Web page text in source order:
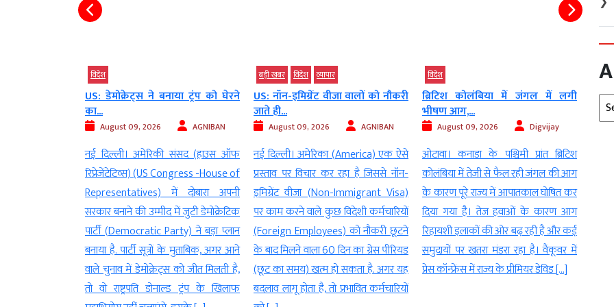
बड़ी खबर
US: नॉन-इमिग्रेंट वीजा वालों को नौकरी
जाते ही...
August 09, 2026 AGNIBAN
नई दिल्ली। अमेरिका (America) एक ऐसे
प्रस्ताव पर विचार कर रहा है जिससे नॉन-
इमिग्रेंट वीजा (Non-Immigrant Visa)
पर काम करने वाले कुछ विदेशी कर्मचारियों
(Foreign Employees) को नौकरी छूटने
के बाद मिलने वाला 60 दिन का ग्रेस पीरियड
(छूट का समय) खत्म हो सकता है. अगर यह
बदलाव लागू होता है, तो प्रभावित कर्मचारियों
विदेश
ब्रिटिश कोलंबिया में जंगल में लगी
भीषण आग,...
August 09, 2026 Digvijay
ओटावा। कनाडा के पश्चिमी प्रांत ब्रिटिश
कोलंबिया में तेजी से फैल रही जंगल की आग
के कारण पूरे राज्य में आपातकाल घोषित कर
दिया गया है। तेज हवाओं के कारण आग
रिहायशी इलाकों की ओर बढ़ रही है और कई
समुदायों पर खतरा मंडरा रहा है। वैंकूवर में
प्रेस कॉन्फ्रेंस में राज्य के प्रीमियर डेविड […]
विदेश
होर्मुज पर ईरान ने बढ़ाया दबाव, ओमान
से...
August 09, 2026 AGNIBAN
नई दिल्ली ।होर्मुज जलडमरूमध्य (Strait
Of Hormuz) को लेकर ईरान (Iran) और
अमेरिका (America) के बीच तनाव बना
हुआ है। इसी बीच ईरान के इस्लामिक
रिवोल्यूशनरी गार्ड कॉर्प्स (Islamic
Revolutionary Guard Corps) यानी
आईआरजीसी (IRGC) ने स्पष्ट किया है कि
बड़ी
की...